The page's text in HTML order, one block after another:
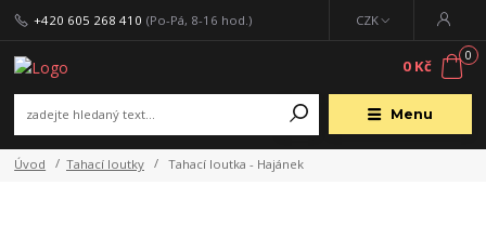
Menu
CZK
+420 605 268 410 (Po-Pá, 8-16 hod.)
0
0 Kč
Úvod Tahací loutky Tahací loutka - Hajánek